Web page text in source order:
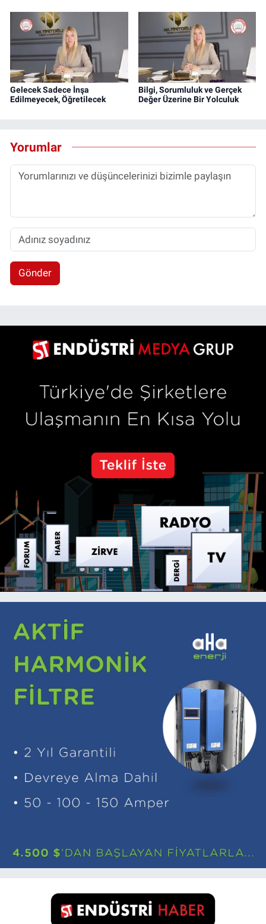
Gelecek Sadece İnşa
Edilmeyecek, Öğretilecek
Bilgi, Sorumluluk ve Gerçek
Değer Üzerine Bir Yolculuk
Yorumlar
Gönder